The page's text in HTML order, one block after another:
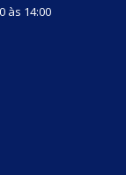
às 14:00